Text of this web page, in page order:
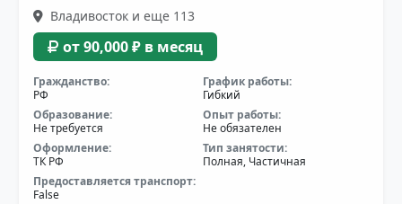
Владивосток и еще 113
от 90,000 ₽ в месяц
Гражданство:
РФ
График работы:
Гибкий
Образование:
Не требуется
Опыт работы:
Не обязателен
Оформление:
ТК РФ
Тип занятости:
Полная, Частичная
Предоставляется транспорт:
False